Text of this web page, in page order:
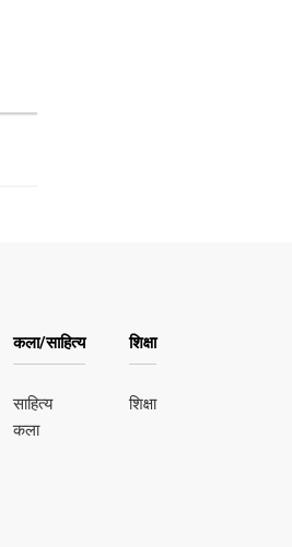
कला/साहित्य
साहित्य
कला
शिक्षा
शिक्षा